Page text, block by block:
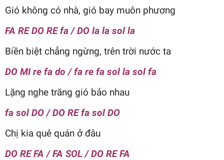
Gió không có nhà, gió bay muôn phương
FA RE DO RE fa / DO la la sol la
Biền biệt chẳng ngừng, trên trời nước ta
DO MI re fa do / fa re fa sol la sol fa
Lặng nghe trăng gió bảo nhau
fa sol DO / DO RE fa sol DO
Chị kia quê quán ở đâu
DO RE FA / FA SOL / DO RE FA